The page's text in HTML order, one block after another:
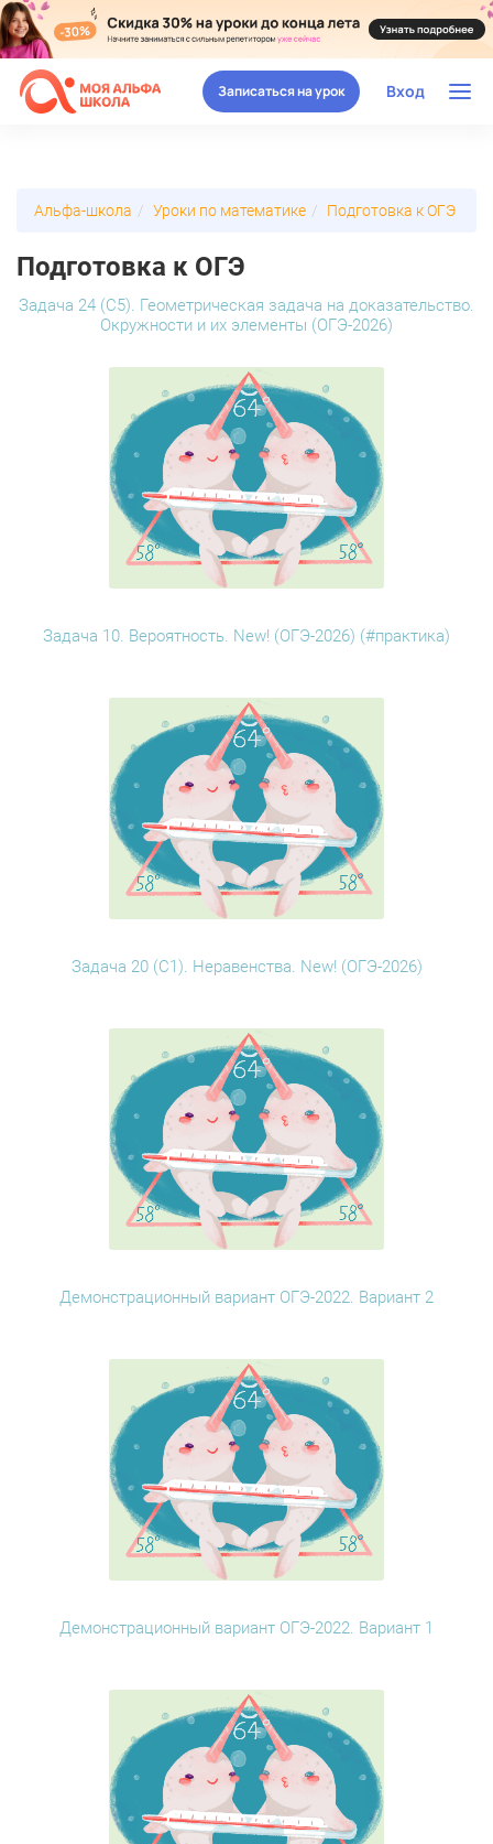
Вход
Записаться на урок
Альфа-школа Уроки по математике Подготовка к ОГЭ
Подготовка к ОГЭ
Задача 24 (С5). Геометрическая задача на доказательство.
Окружности и их элементы (ОГЭ-2026)
Задача 10. Вероятность. New! (ОГЭ-2026) (#практика)
Задача 20 (С1). Неравенства. New! (ОГЭ-2026)
Демонстрационный вариант ОГЭ-2022. Вариант 2
Демонстрационный вариант ОГЭ-2022. Вариант 1